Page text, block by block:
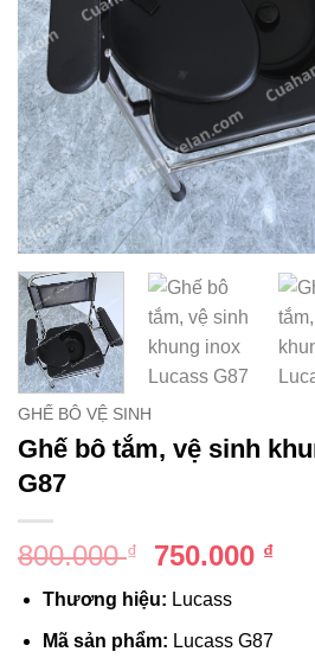
GHẾ BÔ VỆ SINH
Ghế bô tắm, vệ sinh
G87
800.000₫
Giá
gốc
là:
800.000 ₫.
750.000 ₫Giá
là:
Thương hiệu: Lucass
Mã sản phẩm: Lucass G87